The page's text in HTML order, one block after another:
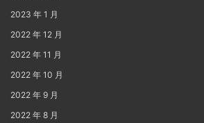
2023 年 1 月
2022 年 12 月
2022 年 11 月
2022 年 10 月
2022 年 9 月
2022 年 8 月